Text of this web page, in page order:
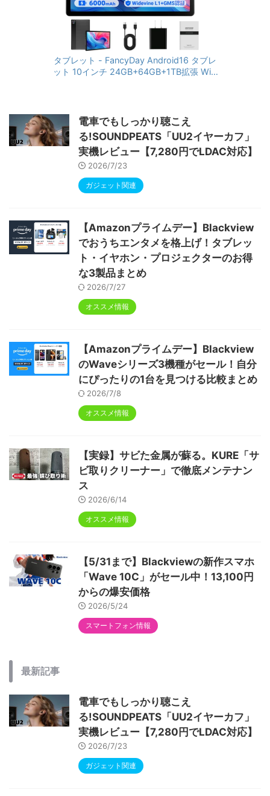
タブレット - FancyDay Android16 タブレ
ット 10インチ 24GB+64GB+1TB拡張 WiFi
RGBライト 児童守護 IPS画面 日本語説明書
電車でもしっかり聴こえ
る!SOUNDPEATS「UU2イヤーカフ」
実機レビュー【7,280円でLDAC対応】
2026/7/23
ガジェット関連
【Amazonプライムデー】Blackview
でおうちエンタメを格上げ！タブレッ
ト・イヤホン・プロジェクターのお得
な3製品まとめ
2026/7/27
オススメ情報
【Amazonプライムデー】Blackview
のWaveシリーズ3機種がセール！自分
にぴったりの1台を見つける比較まとめ
2026/7/8
オススメ情報
【実録】サビた金属が蘇る。KURE「サ
ビ取りクリーナー」で徹底メンテナン
ス
2026/6/14
オススメ情報
【5/31まで】Blackviewの新作スマホ
「Wave 10C」がセール中！13,100円
からの爆安価格
2026/5/24
スマートフォン情報
最新記事
電車でもしっかり聴こえ
る!SOUNDPEATS「UU2イヤーカフ」
実機レビュー【7,280円でLDAC対応】
2026/7/23
ガジェット関連